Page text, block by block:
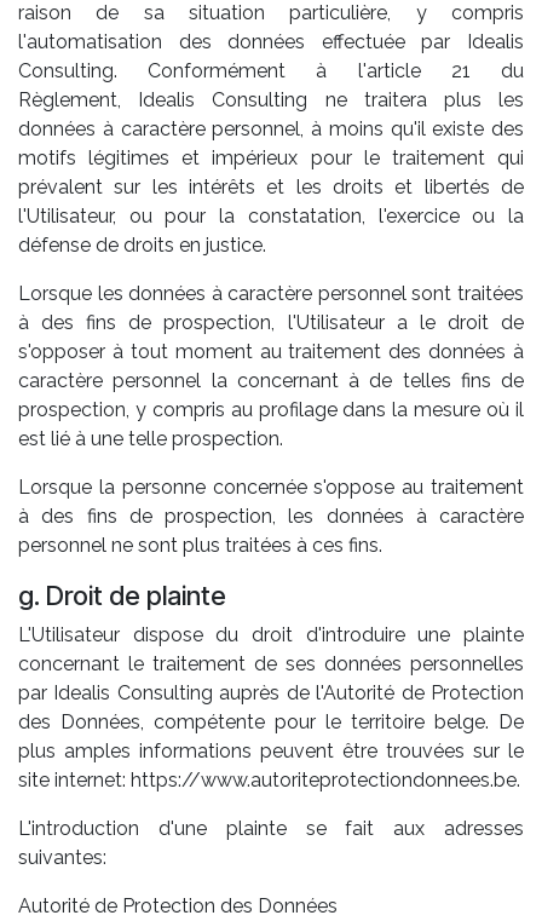
raison de sa situation particulière, y compris
l'automatisation des données effectuée par Idealis
Consulting. Conformément à l'article 21 du
Règlement, Idealis Consulting ne traitera plus les
données à caractère personnel, à moins qu'il existe des
motifs légitimes et impérieux pour le traitement qui
prévalent sur les intérêts et les droits et libertés de
l'Utilisateur, ou pour la constatation, l'exercice ou la
défense de droits en justice.
Lorsque les données à caractère personnel sont traitées
à des fins de prospection, l'Utilisateur a le droit de
s'opposer à tout moment au traitement des données à
caractère personnel la concernant à de telles fins de
prospection, y compris au profilage dans la mesure où il
est lié à une telle prospection.
Lorsque la personne concernée s'oppose au traitement
à des fins de prospection, les données à caractère
personnel ne sont plus traitées à ces fins.
g. Droit de plainte
L'Utilisateur dispose du droit d'introduire une plainte
concernant le traitement de ses données personnelles
par Idealis Consulting auprès de l'Autorité de Protection
des Données, compétente pour le territoire belge. De
plus amples informations peuvent être trouvées sur le
site internet: https://www.autoriteprotectiondonnees.be.
L'introduction d'une plainte se fait aux adresses
suivantes:
Autorité de Protection des Données